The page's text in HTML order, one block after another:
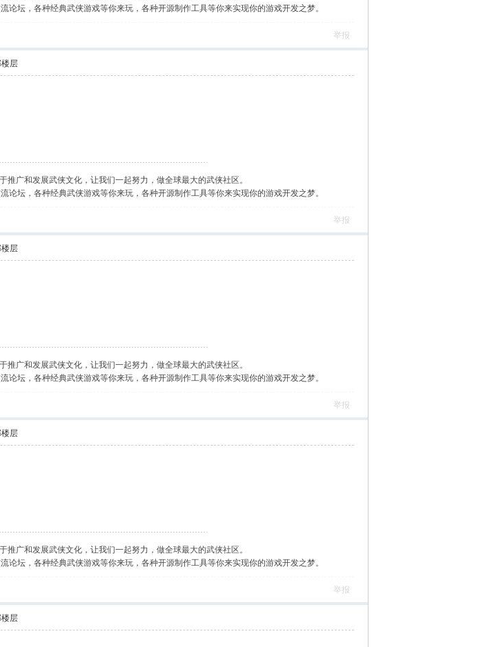
论坛，各种经典武侠游戏等你来玩，各种开源制作工具等你来实现你的游戏开发之梦。
举报
层
推广和发展武侠文化，让我们一起努力，做全球最大的武侠社区。
论坛，各种经典武侠游戏等你来玩，各种开源制作工具等你来实现你的游戏开发之梦。
举报
层
推广和发展武侠文化，让我们一起努力，做全球最大的武侠社区。
论坛，各种经典武侠游戏等你来玩，各种开源制作工具等你来实现你的游戏开发之梦。
举报
层
推广和发展武侠文化，让我们一起努力，做全球最大的武侠社区。
论坛，各种经典武侠游戏等你来玩，各种开源制作工具等你来实现你的游戏开发之梦。
举报
层